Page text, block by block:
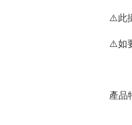
⚠️此
⚠️如
產品